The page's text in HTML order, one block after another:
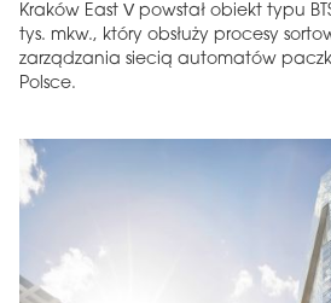
Kraków East V powstał obiekt typu
tys. mkw., który obsłuży procesy
zarządzania siecią automatów
Polsce.